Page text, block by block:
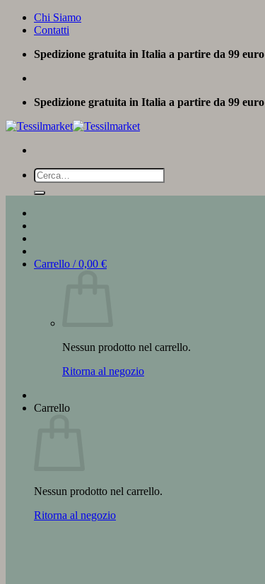
Salta
Chi Siamo
Contatti
Spedizione gratuita in Italia a partire da 99 euro
Spedizione gratuita in Italia a partire da 99 euro
Cerca:
Carrello /0,00 €
Nessun prodotto nel carrello.
Ritorna al negozio
Carrello
Nessun prodotto nel carrello.
Ritorna al negozio